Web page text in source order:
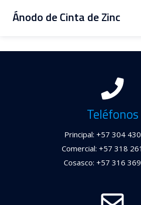
Ánodo de Cinta de Zinc
Teléfonos
Principal: +57 304
Comercial: +57 318
Cosasco: +57 316